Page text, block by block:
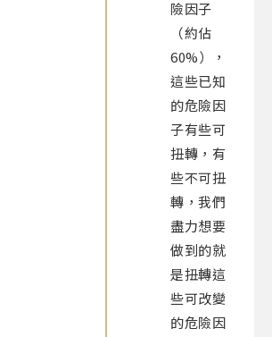
險因子
（約佔
60%），
這些已知
的危險因
子有些可
扭轉，有
些不可扭
轉，我們
盡力想要
做到的就
是扭轉這
些可改變
的危險因